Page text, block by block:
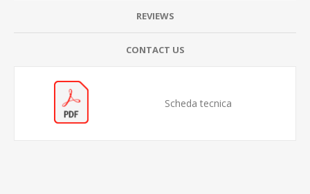
REVIEWS
CONTACT US
Scheda tecnica